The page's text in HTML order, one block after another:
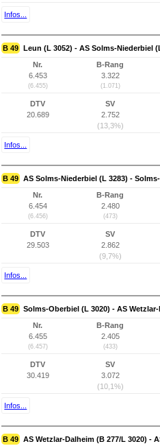
Infos...
B 49 Leun (L 3052) - AS Solms-Niederbiel
Nr.
6.453
(6.455)
B-Rang
3.322
(1.071)
DTV
20.689
SV
2.752
(13,3%)
Infos...
B 49 AS Solms-Niederbiel (L 3283) -
Nr.
6.454
(6.456)
B-Rang
2.480
(473)
DTV
29.503
SV
2.862
(9,7%)
Infos...
B 49 Solms-Oberbiel (L 3020) - AS
Nr.
6.455
(6.457)
B-Rang
2.405
(433)
DTV
30.419
SV
3.072
(10,1%)
Infos...
B 49 AS Wetzlar-Dalheim (B 277/L 3020) -